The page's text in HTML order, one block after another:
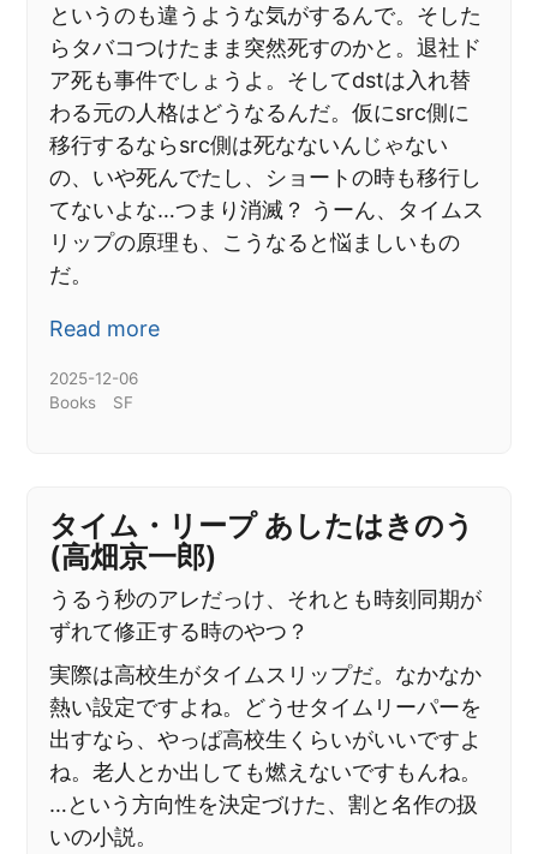
というのも違うような気がするんで。そした
らタバコつけたまま突然死すのかと。退社ド
ア死も事件でしょうよ。そしてdstは入れ替
わる元の人格はどうなるんだ。仮にsrc側に
移行するならsrc側は死なないんじゃない
の、いや死んでたし、ショートの時も移行し
てないよな…つまり消滅？ うーん、タイムス
リップの原理も、こうなると悩ましいもの
だ。
Read more
2025-12-06
Books
SF
タイム・リープ あしたはきのう
(高畑京一郎)
うるう秒のアレだっけ、それとも時刻同期が
ずれて修正する時のやつ？
実際は高校生がタイムスリップだ。なかなか
熱い設定ですよね。どうせタイムリーパーを
出すなら、やっぱ高校生くらいがいいですよ
ね。老人とか出しても燃えないですもんね。
…という方向性を決定づけた、割と名作の扱
いの小説。